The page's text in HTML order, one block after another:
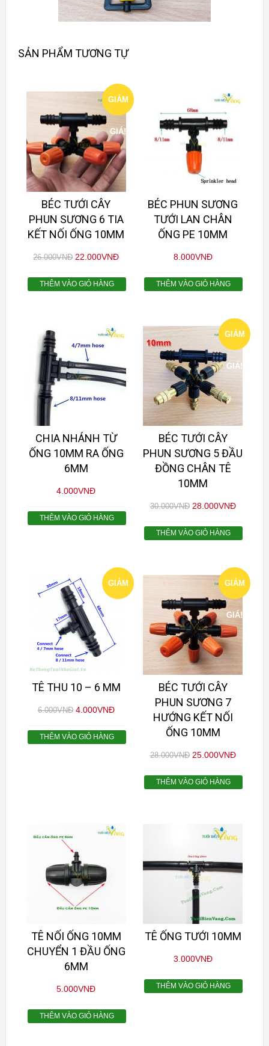
SẢN PHẨM TƯƠNG TỰ
GIẢM
GIÁ!
BÉC TƯỚI CÂY
PHUN SƯƠNG 6 TIA
KẾT NỐI ỐNG 10MM
26.000VNĐ 22.000VNĐ
THÊM VÀO GIỎ HÀNG
BÉC PHUN SƯƠNG
TƯỚI LAN CHÂN
ỐNG PE 10MM
8.000VNĐ
THÊM VÀO GIỎ HÀNG
CHIA NHÁNH TỪ
ỐNG 10MM RA ỐNG
6MM
4.000VNĐ
THÊM VÀO GIỎ HÀNG
GIẢM
GIÁ!
BÉC TƯỚI CÂY
PHUN SƯƠNG 5 ĐẦU
ĐỒNG CHÂN TÊ
10MM
30.000VNĐ 28.000VNĐ
THÊM VÀO GIỎ HÀNG
GIẢM
TÊ THU 10 – 6 MM
6.000VNĐ 4.000VNĐ
THÊM VÀO GIỎ HÀNG
GIẢM
GIÁ!
BÉC TƯỚI CÂY
PHUN SƯƠNG 7
HƯỚNG KẾT NỐI
ỐNG 10MM
28.000VNĐ 25.000VNĐ
THÊM VÀO GIỎ HÀNG
TÊ NỐI ỐNG 10MM
CHUYỂN 1 ĐẦU ỐNG
6MM
5.000VNĐ
THÊM VÀO GIỎ HÀNG
TÊ ỐNG TƯỚI 10MM
3.000VNĐ
THÊM VÀO GIỎ HÀNG